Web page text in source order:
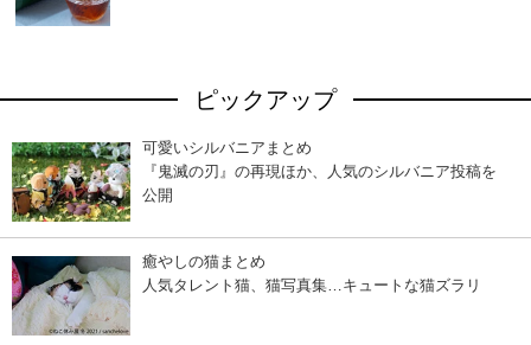
ピックアップ
可愛いシルバニアまとめ
『鬼滅の刃』の再現ほか、人気のシルバニア投稿を
公開
癒やしの猫まとめ
人気タレント猫、猫写真集…キュートな猫ズラリ